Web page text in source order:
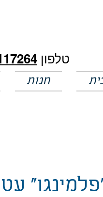
טלפון
חנות
עט